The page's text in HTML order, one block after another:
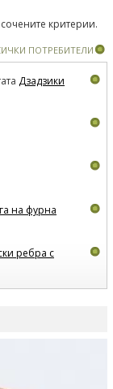
критерии.
ПОТРЕБИТЕЛИ
Дзадзики
на фурна
ребра с